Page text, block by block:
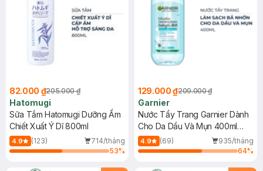
82.000 ₫205.000 ₫
Hatomugi
Sữa Tắm Hatomugi Dưỡng Ẩm
Chiết Xuất Ý Dĩ 800ml
4.9 (123)
714/tháng
53%
129.000 ₫209.000 ₫
Garnier
Nước Tẩy Trang Garnier Dành
Cho Da Dầu Và Mụn 400ml
(Mới)
4.9 (69)
935/tháng
64%